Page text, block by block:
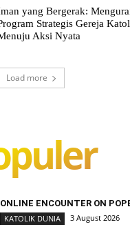
yang Bergerak:
Strategis Gereja
Aksi Nyata
Load more
ONLINE ENCOUNTER ON
KATOLIK DUNIA
3 August 2026